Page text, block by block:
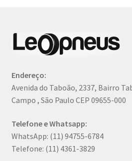
Endereço:
Avenida do Taboão, 2337, Bairro
Campo , São Paulo CEP 09655-000
Telefone e Whatsapp:
WhatsApp: (11) 94755-6784
Telefone: (11) 4361-3829